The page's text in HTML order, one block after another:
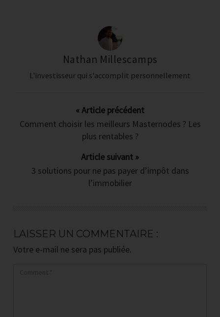
l'immobilier ?
4 jours de conseils (et vidéos) gratuits
pour surmonter les 4 épreuves
pour investir dans l'immobilier
Les 3 erreurs inévitables que font
tous les débutants
Quoi, ou et comment chercher un bien
par la banque ?
Comment calculer (sans rien oublier)
Les plus
rentables ?
Nathan Millescamps
L'investisseur qui s'accomplit personnellement
« Article précédent
Comment choisir les meilleurs Masternodes ? Les
plus rentables ?
Article suivant »
3 solutions pour ne pas payer d’impôt dans
l’immobilier
LAISSER UN COMMENTAIRE :
Votre e-mail ne sera pas publiée.